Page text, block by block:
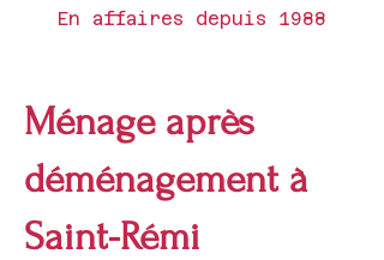
En affaires depuis 1988
Ménage après
déménagement à
Saint-Rémi